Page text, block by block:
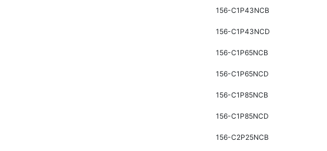
156-C1P43NCB
156-C1P43NCD
156-C1P65NCB
156-C1P65NCD
156-C1P85NCB
156-C1P85NCD
156-C2P25NCB